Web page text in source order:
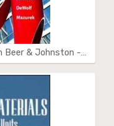
Beer & Johnston -…